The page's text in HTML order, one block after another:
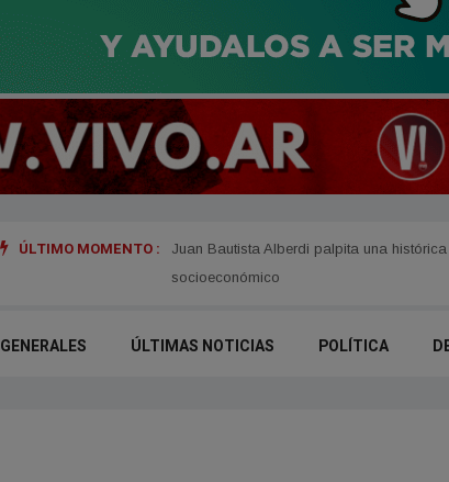
ÚLTIMO MOMENTO : La interna peronista se enciende en
GENERALES ÚLTIMAS NOTICIAS POLÍTICA